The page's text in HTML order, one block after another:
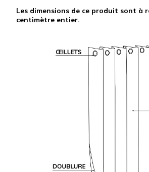
Les dimensions de ce produit sont à
centimètre entier.